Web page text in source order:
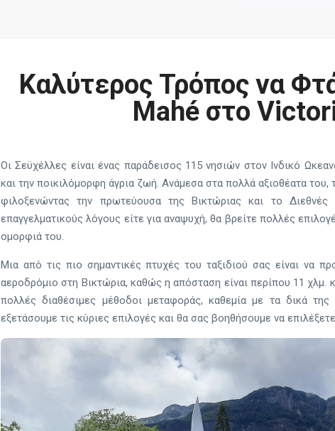
Καλύτερος Τρόπος να
Mahé στο
Οι Σεϋχέλλες είναι ένας παράδεισος 115 νησιών στον Ινδικό
και την ποικιλόμορφη άγρια ζωή. Ανάμεσα στα πολλά αξιοθέατα του,
φιλοξενώντας την πρωτεύουσα της Βικτώριας και το
επαγγελματικούς λόγους είτε για αναψυχή, θα βρείτε πολλές
ομορφιά του.
Μια από τις πιο σημαντικές πτυχές του ταξιδιού σας είναι να
αεροδρόμιο στη Βικτώρια, καθώς η απόσταση είναι περίπου 11 χλμ.
πολλές διαθέσιμες μέθοδοι μεταφοράς, καθεμία με τα δικά
εξετάσουμε τις κύριες επιλογές και θα σας βοηθήσουμε να